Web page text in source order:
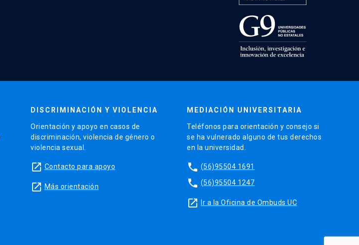
DISCRIMINACIÓN Y VIOLENCIA
Orientación y apoyo en casos de
discriminación, violencia de género o
violencia sexual.
launch Contacto para apoyo
launch Más orientación
MEDIACIÓN UNIVERSITARIA
Teléfonos para orientación y consejo si
se ha vulnerado alguno de tus derechos
en la universidad.
phone (56)95504 1691
phone (56)95504 1247
launch Ir a la Oficina de Ombuds UC